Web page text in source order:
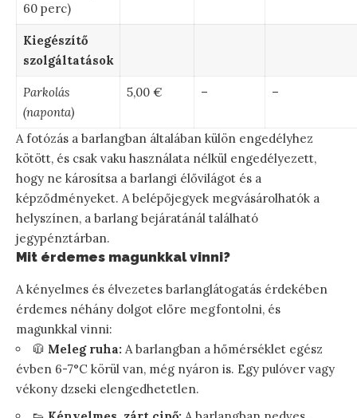
60 perc)
Kiegészítő
szolgáltatások
Parkolás
(naponta)
5,00 € – –
A fotózás a barlangban általában külön engedélyhez
kötött, és csak vaku használata nélkül engedélyezett,
hogy ne károsítsa a barlangi élővilágot és a
képződményeket. A belépőjegyek megvásárolhatók a
helyszínen, a barlang bejáratánál található
jegypénztárban.
Mit érdemes magunkkal vinni?
A kényelmes és élvezetes barlanglátogatás érdekében
érdemes néhány dolgot előre megfontolni, és
magunkkal vinni:
🧥 Meleg ruha: A barlangban a hőmérséklet egész
évben 6-7°C körül van, még nyáron is. Egy pulóver vagy
vékony dzseki elengedhetetlen.